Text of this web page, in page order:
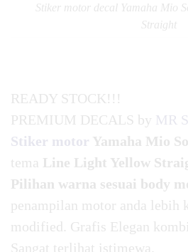
Stiker motor decal Yamaha Mio
Straight
READY STOCK!!!
PREMIUM DECALS by MR
Stiker motor Yamaha Mio
tema Line Light Yellow
Pilihan warna sesuai body
penampilan motor anda lebih
modified. Grafis Elegan
Sangat terlihat istimewa.